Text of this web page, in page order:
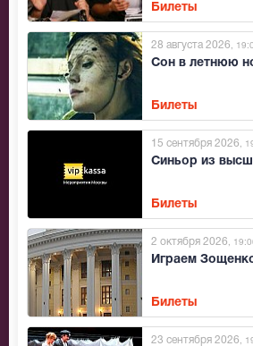
Билеты
Сон в летнюю
28 августа 2026 ,
Билеты
Синьор из
15 сентября 2026 ,
Билеты
Играем
2 октября 2026 , 19:00
Билеты
23 сентября 2026 ,